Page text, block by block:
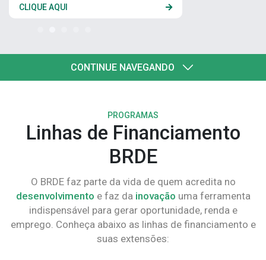
CLIQUE AQUI
CONTINUE NAVEGANDO
PROGRAMAS
Linhas de Financiamento
BRDE
O BRDE faz parte da vida de quem acredita no
desenvolvimento e faz da inovação uma ferramenta
indispensável para gerar oportunidade, renda e
emprego. Conheça abaixo as linhas de financiamento e
suas extensões: